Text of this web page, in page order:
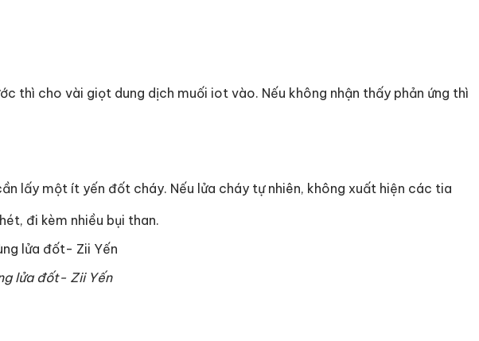
thì cho vài giọt dung dịch muối iot vào. Nếu không nhận thấy phản ứng thì
lấy một ít yến đốt cháy. Nếu lửa cháy tự nhiên, không xuất hiện các tia
đi kèm nhiều bụi than.
lửa đốt- Zii Yến